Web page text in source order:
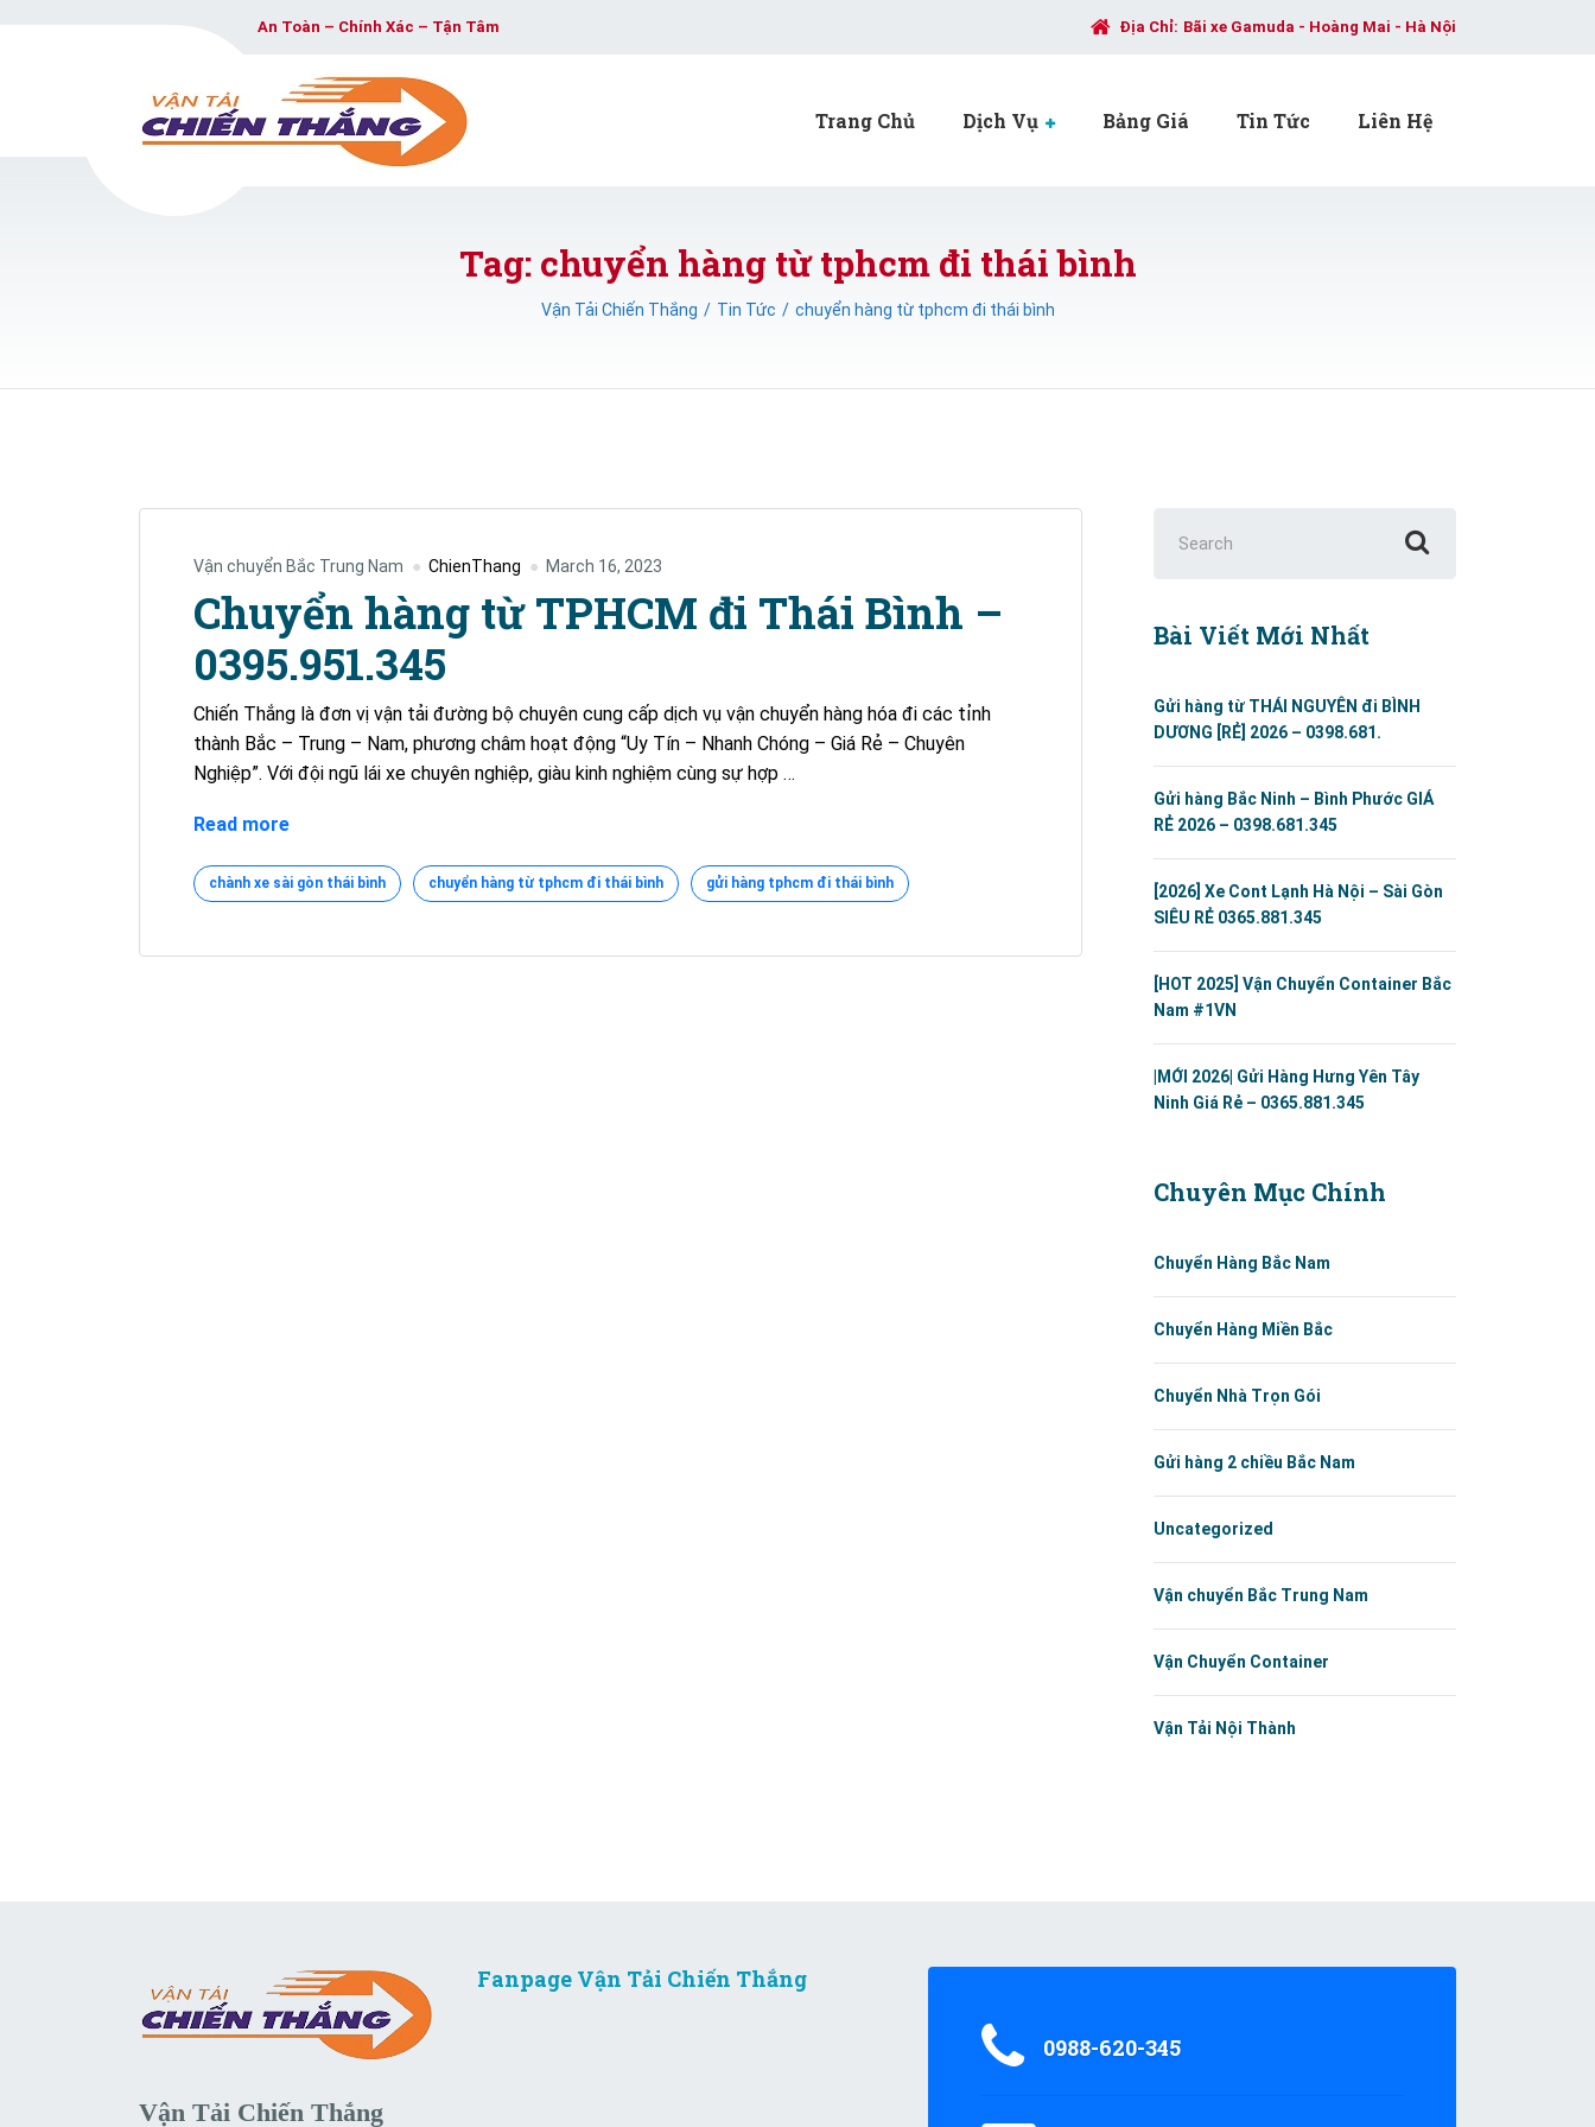
An Toàn – Chính Xác – Tận Tâm Địa Chỉ: Bãi xe Gamuda - Hoàng Mai - Hà Nội
Trang Chủ Dịch Vụ Bảng Giá Tin Tức Liên Hệ
Tag: chuyển hàng từ tphcm đi thái bình
Vận Tải Chiến Thắng Tin Tức chuyển hàng từ tphcm đi thái bình
Vận chuyển Bắc Trung Nam ChienThang March 16, 2023
Chuyển hàng từ TPHCM đi Thái Bình –
0395.951.345
Chiến Thắng là đơn vị vận tải đường bộ chuyên cung cấp dịch vụ vận chuyển hàng hóa đi các tỉnh
thành Bắc – Trung – Nam, phương châm hoạt động “Uy Tín – Nhanh Chóng – Giá Rẻ – Chuyên
Nghiệp”. Với đội ngũ lái xe chuyên nghiệp, giàu kinh nghiệm cùng sự hợp …
Read moreChuyển
từ
chành xe sài gòn thái bình chuyển hàng từ tphcm đi thái bình gửi hàng tphcm đi thái bình
for:
Bài Viết Mới Nhất
Gửi hàng từ THÁI NGUYÊN đi BÌNH
DƯƠNG [RẺ] 2026 – 0398.681.
Gửi hàng Bắc Ninh – Bình Phước GIÁ
RẺ 2026 – 0398.681.345
[2026] Xe Cont Lạnh Hà Nội – Sài Gòn
SIÊU RẺ 0365.881.345
[HOT 2025] Vận Chuyển Container Bắc
Nam #1VN
|MỚI 2026| Gửi Hàng Hưng Yên Tây
Ninh Giá Rẻ – 0365.881.345
Chuyên Mục Chính
Chuyển Hàng Bắc Nam
Chuyển Hàng Miền Bắc
Chuyển Nhà Trọn Gói
Gửi hàng 2 chiều Bắc Nam
Uncategorized
Vận chuyển Bắc Trung Nam
Vận Chuyển Container
Vận Tải Nội Thành
Vận Tải Chiến Thắng
Fanpage Vận Tải Chiến Thắng
0988-620-345